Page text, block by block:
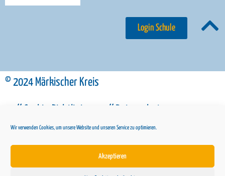
Wir verwenden Cookies, um unsere Website und unseren Service zu optimieren.
Akzeptieren
Login Schule
© 2024 Märkischer Kreis
// Impressum